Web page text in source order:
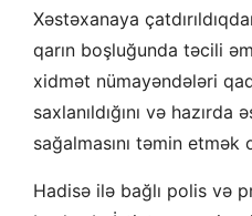
Xəstəxanaya
qarın boşluğunda təcili
xidmət nümayəndələri
saxlanıldığını və
sağalmasını təmin
Hadisə ilə bağlı polis və